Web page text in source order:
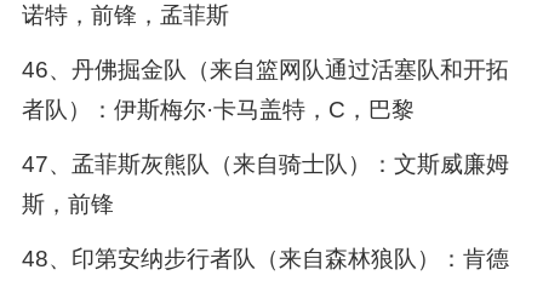
诺特，前锋，孟菲斯
46、丹佛掘金队（来自篮网队通过活塞队和开拓
者队）：伊斯梅尔·卡马盖特，C，巴黎
47、孟菲斯灰熊队（来自骑士队）：文斯威廉姆
斯，前锋
48、印第安纳步行者队（来自森林狼队）：肯德